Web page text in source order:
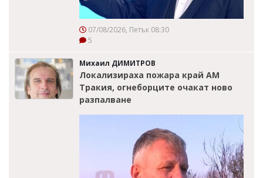
07/08/2026, Петък 08:30
5
Михаил ДИМИТРОВ
Локализираха пожара край АМ
Тракия, огнеборците очакат ново
разпалване